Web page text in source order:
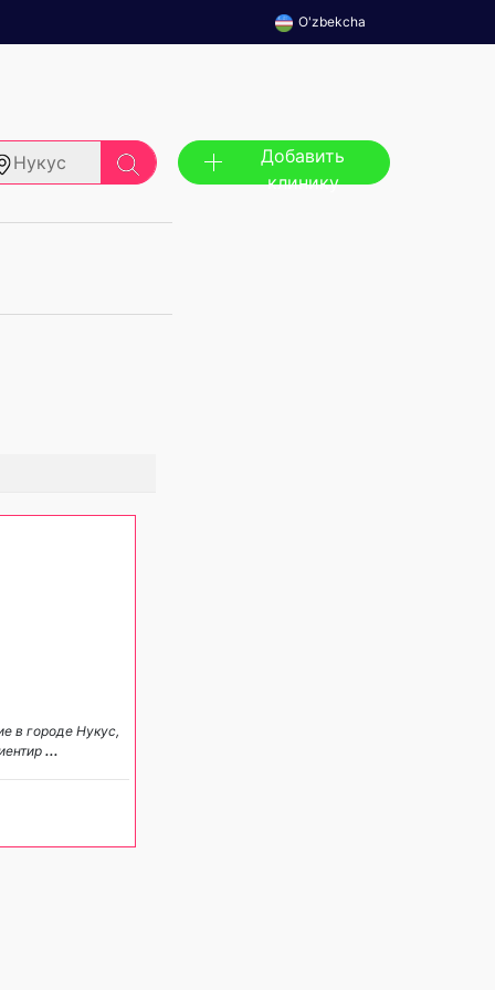
O'zbekcha
Нукус
Добавить
клинику
в городе Нукус,
...